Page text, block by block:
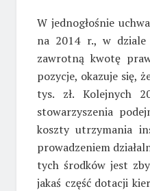
W jednogłośnie
na 2014 r., w dziale
zawrotną kwotę
pozycje, okazuje się,
tys. zł. Kolejnych
stowarzyszenia
koszty utrzymania
prowadzeniem
tych środków jest
jakaś część dotacji